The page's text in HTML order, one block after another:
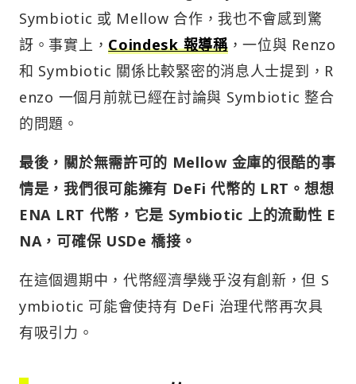
訝。事實上，Coindesk 報導稱，一位與 Renzo
和 Symbiotic 關係比較緊密的消息人士提到，R
enzo 一個月前就已經在討論與 Symbiotic 整合
的問題。
最後，關於無需許可的 Mellow 金庫的很酷的事
情是，我們很可能擁有 DeFi 代幣的 LRT。想想
ENA LRT 代幣，它是 Symbiotic 上的流動性 E
NA，可確保 USDe 橋接。
在這個週期中，代幣經濟學幾乎沒有創新，但 S
ymbiotic 可能會使持有 DeFi 治理代幣再次具
有吸引力。